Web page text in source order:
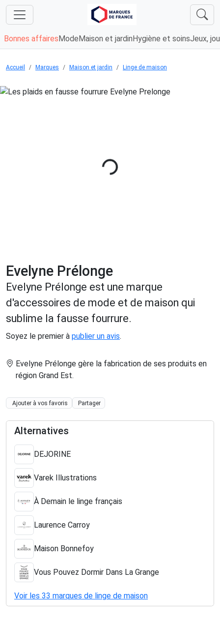
Bonnes affaires Mode Maison et jardin Hygiène et soinsJeux,
Accueil Marques Maison et jardin Linge de maison
Chargement...
Evelyne Prélonge
Evelyne Prélonge est une marque
d'accessoires de mode et de maison qui
sublime la fausse fourrure.
Soyez le premier à publier un avis.
Evelyne Prélonge gère la fabrication de ses produits en
région Grand Est.
Ajouter à vos favoris Partager
Alternatives
DEJORINE
Varek Illustrations
À Demain le linge français
Laurence Carroy
Maison Bonnefoy
Vous Pouvez Dormir Dans La Grange
Voir les 33 marques de linge de maison